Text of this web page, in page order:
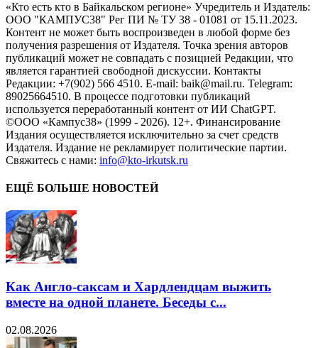
«Кто есть кто в Байкальском регионе» Учредитель и Издатель:
ООО "КАМПУС38" Рег ПИ № ТУ 38 - 01081 от 15.11.2023.
Контент не может быть воспроизведен в любой форме без
получения разрешения от Издателя. Точка зрения авторов
публикаций может не совпадать с позицией Редакции, что
является гарантией свободной дискуссии. Контакты
Редакции: +7(902) 566 4510. E-mail: baik@mail.ru. Telegram:
89025664510. В процессе подготовки публикаций
используется переработанный контент от ИИ ChatGPT.
©ООО «Кампус38» (1999 - 2026). 12+. Финансирование
Издания осуществляется исключительно за счет средств
Издателя. Издание не рекламирует политические партии.
Свяжитесь с нами: info@kto-irkutsk.ru
ЕЩЁ БОЛЬШЕ НОВОСТЕЙ
Как Англо-саксам и Хардлендцам выжить
вместе на одной планете. Беседы с...
02.08.2026